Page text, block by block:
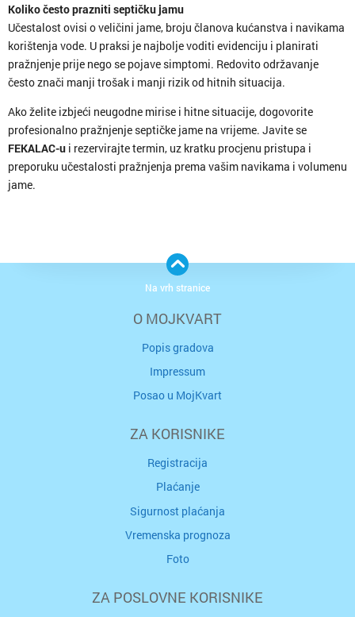
Koliko često prazniti septičku jamu
Učestalost ovisi o veličini jame, broju članova kućanstva i navikama
korištenja vode. U praksi je najbolje voditi evidenciju i planirati
pražnjenje prije nego se pojave simptomi. Redovito održavanje
često znači manji trošak i manji rizik od hitnih situacija.
Ako želite izbjeći neugodne mirise i hitne situacije, dogovorite
profesionalno pražnjenje septičke jame na vrijeme. Javite se
FEKALAC-u i rezervirajte termin, uz kratku procjenu pristupa i
preporuku učestalosti pražnjenja prema vašim navikama i volumenu
jame.
O MOJKVART
Popis gradova
Impressum
Posao u MojKvart
ZA KORISNIKE
Registracija
Plaćanje
Sigurnost plaćanja
Vremenska prognoza
Foto
ZA POSLOVNE KORISNIKE
Na vrh stranice